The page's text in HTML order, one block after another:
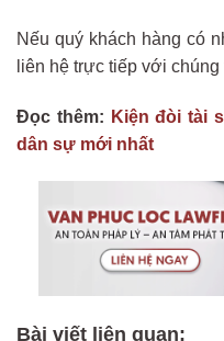
Nếu quý khách hàng có
liên hệ trực tiếp với chúng
Đọc thêm: Kiện đòi tài
dân sự mới nhất
Bài viết liên quan: